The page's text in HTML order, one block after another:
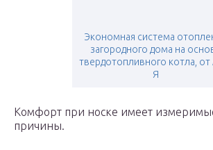
Экономная система
загородного дома на
твердотопливного котла, от
Я
Комфорт при носке имеет
причины.